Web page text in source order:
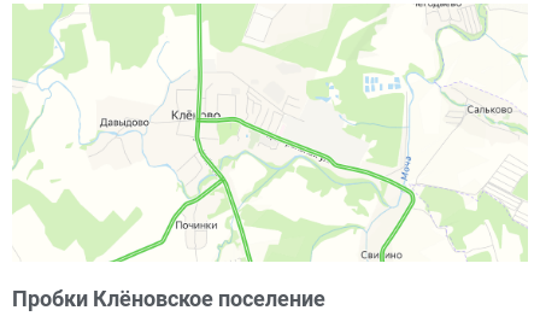
Пробки Клёновское поселение